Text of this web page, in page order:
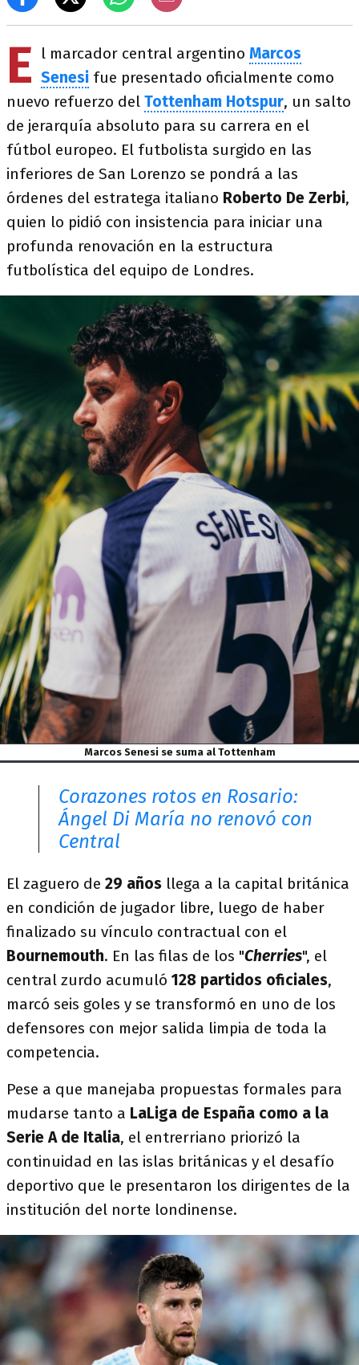
E l marcador central argentino Marcos
Senesi fue presentado oficialmente como
nuevo refuerzo del Tottenham Hotspur, un salto
de jerarquía absoluto para su carrera en el
fútbol europeo. El futbolista surgido en las
inferiores de San Lorenzo se pondrá a las
órdenes del estratega italiano Roberto De Zerbi,
quien lo pidió con insistencia para iniciar una
profunda renovación en la estructura
futbolística del equipo de Londres.
Marcos Senesi se suma al Tottenham
Corazones rotos en Rosario:
Ángel Di María no renovó con
Central
El zaguero de 29 años llega a la capital británica
en condición de jugador libre, luego de haber
finalizado su vínculo contractual con el
Bournemouth. En las filas de los "Cherries", el
central zurdo acumuló 128 partidos oficiales,
marcó seis goles y se transformó en uno de los
defensores con mejor salida limpia de toda la
competencia.
Pese a que manejaba propuestas formales para
mudarse tanto a LaLiga de España como a la
Serie A de Italia, el entrerriano priorizó la
continuidad en las islas británicas y el desafío
deportivo que le presentaron los dirigentes de la
institución del norte londinense.